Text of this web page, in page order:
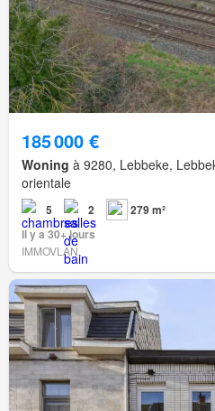
185 000 €
Woning à 9280, Lebbeke,
orientale
5 2
279 m²
Il y a 30+ jours
IMMOVLAN